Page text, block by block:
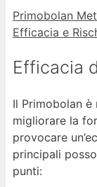
Primobolan
Efficacia e
Efficacia
Il Primobolan
migliorare la
provocare
principali
punti: